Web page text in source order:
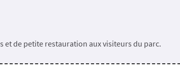
et de petite restauration aux visiteurs du parc.